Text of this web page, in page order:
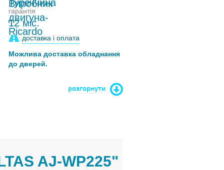
гарантія
12 міс.
доставка і оплата
Можлива доставка обладнання
до дверей.
розгорнути
AJ-WP225"